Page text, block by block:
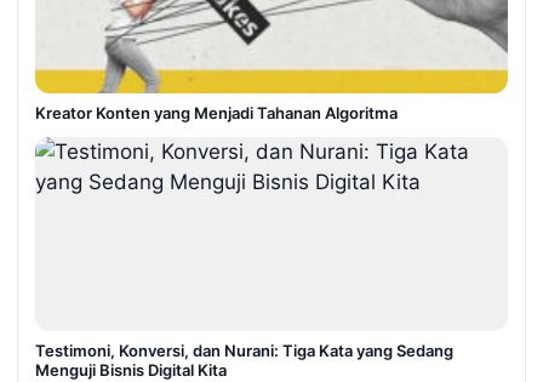
Kreator Konten yang Menjadi Tahanan Algoritma
Testimoni, Konversi, dan Nurani: Tiga Kata yang Sedang
Menguji Bisnis Digital Kita